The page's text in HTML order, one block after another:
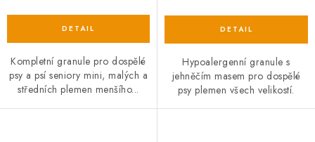
Kompletní granule pro dospělé
psy a psí seniory mini, malých a
středních plemen menšího...
Hypoalergenní granule s
jehněčím masem pro dospělé
psy plemen všech velikostí.